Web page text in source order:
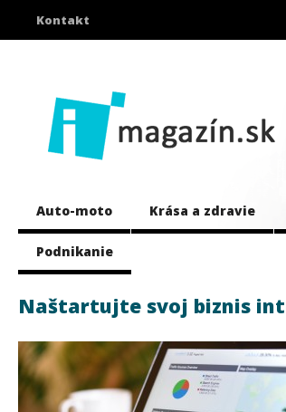
Kontakt
Auto-moto Krása a zdravie
Podnikanie
Naštartujte svoj biznis